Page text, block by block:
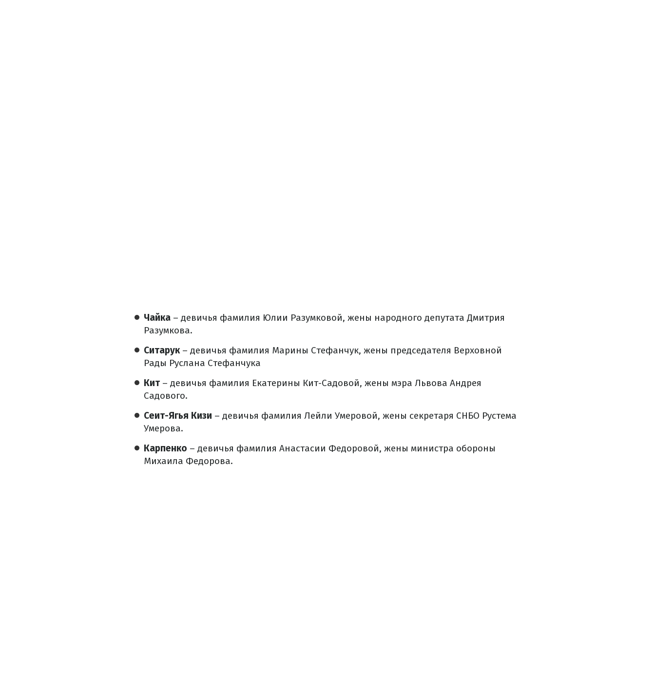
Чайка – девичья фамилия Юлии Разумковой, жены народного депутата Дмитрия
Разумкова.
Ситарук – девичья фамилия Марины Стефанчук, жены председателя Верховной
Рады Руслана Стефанчука
Кит – девичья фамилия Екатерины Кит-Садовой, жены мэра Львова Андрея
Садового.
Сеит-Ягья Кизи – девичья фамилия Лейли Умеровой, жены секретаря СНБО Рустема
Умерова.
Карпенко – девичья фамилия Анастасии Федоровой, жены министра обороны
Михаила Федорова.